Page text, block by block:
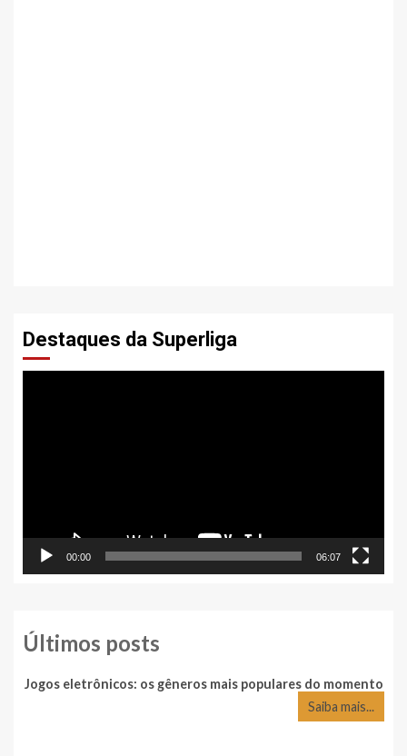
Destaques da Superliga
00:00 06:07
Últimos posts
Jogos eletrônicos: os gêneros mais populares do momento
Saiba mais...